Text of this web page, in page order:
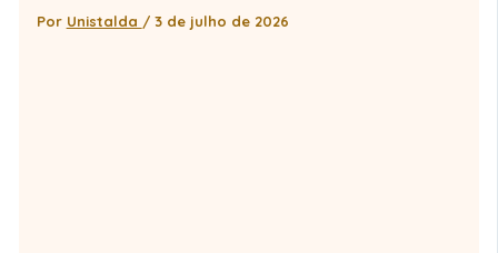
Por Unistalda / 3 de julho de 2026